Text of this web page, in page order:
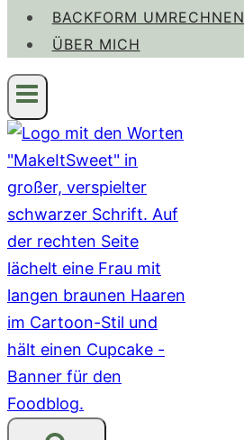
BACKFORM UMRECHNEN
ÜBER MICH